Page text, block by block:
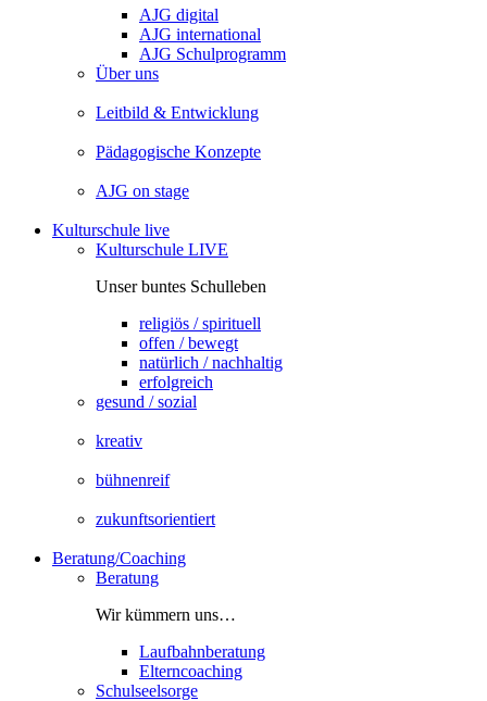
AJG digital
AJG international
AJG Schulprogramm
Über uns
Leitbild & Entwicklung
Pädagogische Konzepte
AJG on stage
Kulturschule live
Kulturschule LIVE
Unser buntes Schulleben
religiös / spirituell
offen / bewegt
natürlich / nachhaltig
erfolgreich
gesund / sozial
kreativ
bühnenreif
zukunftsorientiert
Beratung/Coaching
Beratung
Wir kümmern uns…
Laufbahnberatung
Elterncoaching
Schulseelsorge